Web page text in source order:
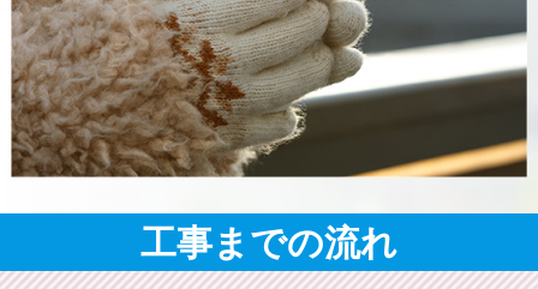
工事までの流れ